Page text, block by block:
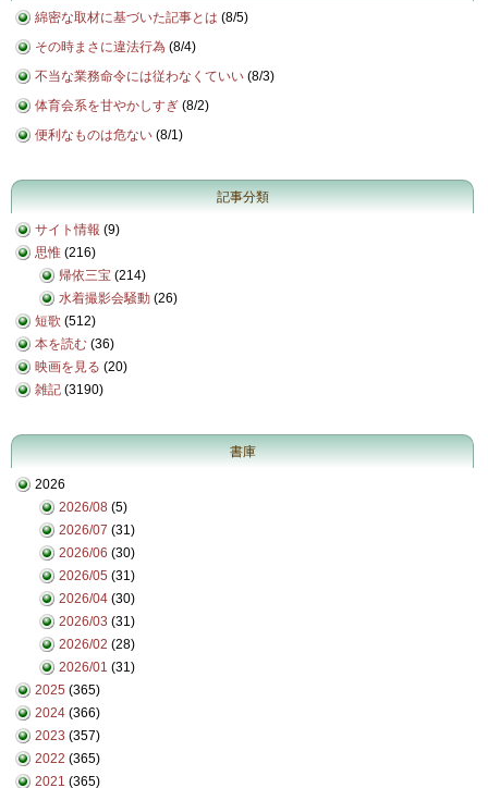
綿密な取材に基づいた記事とは (8/5)
その時まさに違法行為 (8/4)
不当な業務命令には従わなくていい (8/3)
体育会系を甘やかしすぎ (8/2)
便利なものは危ない (8/1)
記事分類
サイト情報 (9)
思惟 (216)
帰依三宝 (214)
水着撮影会騒動 (26)
短歌 (512)
本を読む (36)
映画を見る (20)
雑記 (3190)
書庫
2026
2026/08 (5)
2026/07 (31)
2026/06 (30)
2026/05 (31)
2026/04 (30)
2026/03 (31)
2026/02 (28)
2026/01 (31)
2025 (365)
2024 (366)
2023 (357)
2022 (365)
2021 (365)